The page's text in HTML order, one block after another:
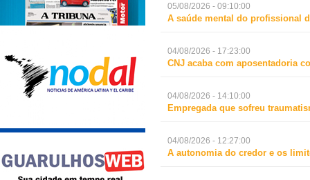
05/08/2026 - 09:10:00
A saúde mental do profissional
04/08/2026 - 17:23:00
CNJ acaba com aposentadoria
04/08/2026 - 14:10:00
Empregada que sofreu
04/08/2026 - 12:27:00
A autonomia do credor e os